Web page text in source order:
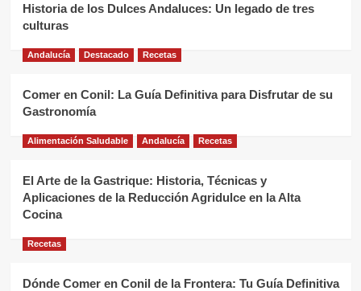
Historia de los Dulces Andaluces: Un legado de tres
culturas
Andalucía Destacado Recetas
Comer en Conil: La Guía Definitiva para Disfrutar de su
Gastronomía
Alimentación Saludable Andalucía Recetas
El Arte de la Gastrique: Historia, Técnicas y
Aplicaciones de la Reducción Agridulce en la Alta
Cocina
Recetas
Dónde Comer en Conil de la Frontera: Tu Guía Definitiva